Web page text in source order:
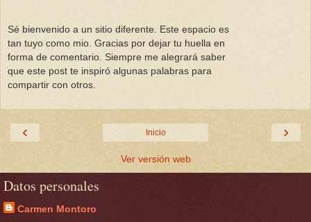
Sé bienvenido a un sitio diferente. Este espacio es
tan tuyo como mio. Gracias por dejar tu huella en
forma de comentario. Siempre me alegrará saber
que este post te inspiró algunas palabras para
compartir con otros.
‹ ›
Inicio
Ver versión web
Datos personales
Carmen Montoro